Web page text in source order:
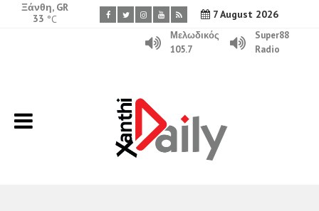
7 August 2026
Ξάνθη, GR
33 °C
Μελωδικός
105.7
Super88
Radio